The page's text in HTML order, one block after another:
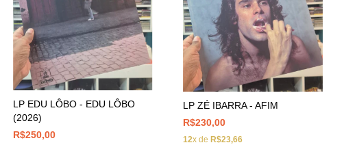
LP EDU LÔBO - EDU LÔBO
(2026)
R$250,00
LP ZÉ IBARRA - AFIM
R$230,00
12x deR$23,66